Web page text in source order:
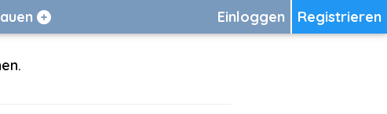
Registrieren
Einloggen